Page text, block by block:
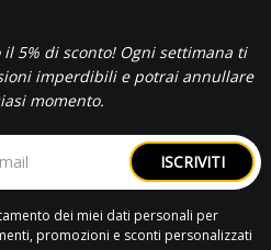
5% di sconto! Ogni settimana ti
imperdibili e potrai annullare
momento.
ISCRIVITI
dei miei dati personali per
promozioni e sconti personalizzati